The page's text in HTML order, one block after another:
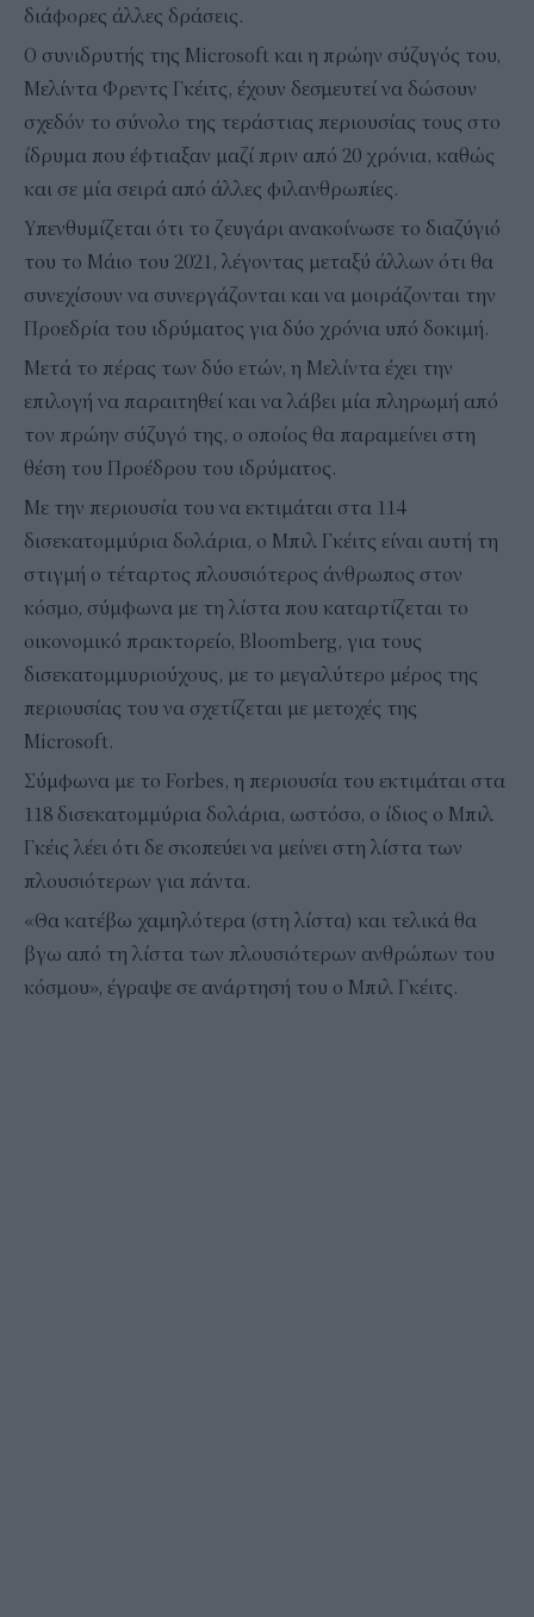
διάφορες άλλες δράσεις.
Ο συνιδρυτής της Microsoft και η πρώην σύζυγός του,
Μελίντα Φρεντς Γκέιτς, έχουν δεσμευτεί να δώσουν
σχεδόν το σύνολο της τεράστιας περιουσίας τους στο
ίδρυμα που έφτιαξαν μαζί πριν από 20 χρόνια, καθώς
και σε μία σειρά από άλλες φιλανθρωπίες.
Υπενθυμίζεται ότι το ζευγάρι ανακοίνωσε το διαζύγιό
του το Μάιο του 2021, λέγοντας μεταξύ άλλων ότι θα
συνεχίσουν να συνεργάζονται και να μοιράζονται την
Προεδρία του ιδρύματος για δύο χρόνια υπό δοκιμή.
Μετά το πέρας των δύο ετών, η Μελίντα έχει την
επιλογή να παραιτηθεί και να λάβει μία πληρωμή από
τον πρώην σύζυγό της, ο οποίος θα παραμείνει στη
θέση του Προέδρου του ιδρύματος.
Με την περιουσία του να εκτιμάται στα 114
δισεκατομμύρια δολάρια, ο Μπιλ Γκέιτς είναι αυτή τη
στιγμή ο τέταρτος πλουσιότερος άνθρωπος στον
κόσμο, σύμφωνα με τη λίστα που καταρτίζεται το
οικονομικό πρακτορείο, Bloomberg, για τους
δισεκατομμυριούχους, με το μεγαλύτερο μέρος της
περιουσίας του να σχετίζεται με μετοχές της
Microsoft.
Σύμφωνα με το Forbes, η περιουσία του εκτιμάται στα
118 δισεκατομμύρια δολάρια, ωστόσο, ο ίδιος ο Μπιλ
Γκέις λέει ότι δε σκοπεύει να μείνει στη λίστα των
πλουσιότερων για πάντα.
«Θα κατέβω χαμηλότερα (στη λίστα) και τελικά θα
βγω από τη λίστα των πλουσιότερων ανθρώπων του
κόσμου», έγραψε σε ανάρτησή του ο Μπιλ Γκέιτς.